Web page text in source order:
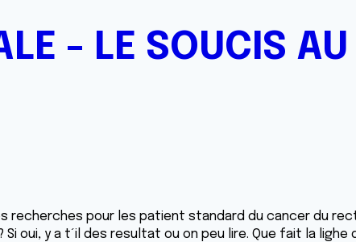
- LE SOUCIS AU
recherches pour les patient standard du cancer du
Si oui, y a t´il des resultat ou on peu lire. Que fait la lighe